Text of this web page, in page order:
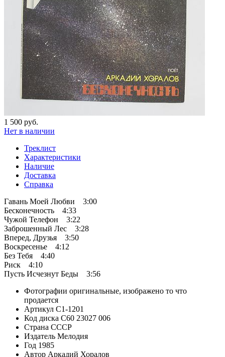
1 500 руб.
Нет в наличии
Треклист
Характеристики
Наличие
Доставка
Справка
Гавань Моей Любви 3:00
Бесконечность 4:33
Чужой Телефон 3:22
Заброшенный Лес 3:28
Вперед, Друзья 3:50
Воскресенье 4:12
Без Тебя 4:40
Риск 4:10
Пусть Исчезнут Беды 3:56
Фотографии оригинальные, изображено то что
продается
Артикул C1-1201
Код диска С60 23027 006
Страна СССР
Издатель Мелодия
Год 1985
Автор Аркадий Хоралов